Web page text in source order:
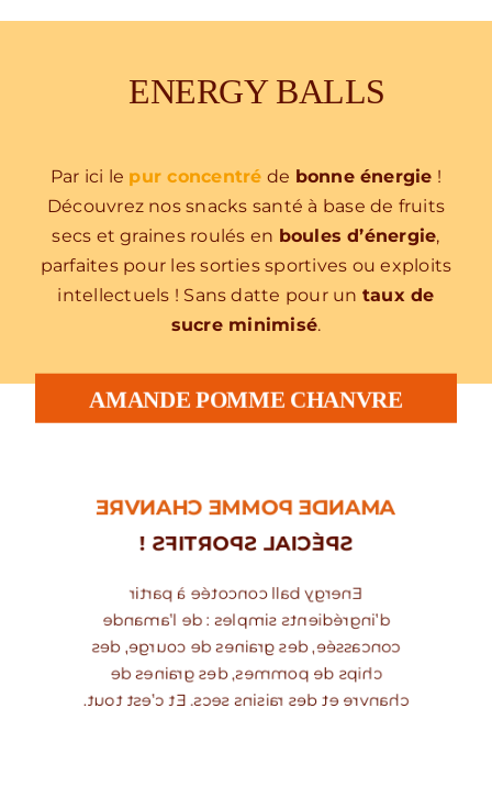
ENERGY BALLS
Par ici le pur concentré de bonne énergie !
Découvrez nos snacks santé à base de fruits
secs et graines roulés en boules d’énergie,
parfaites pour les sorties sportives ou exploits
intellectuels ! Sans datte pour un taux de
sucre minimisé.
AMANDE POMME CHANVRE
AMANDE POMME CHANVRE
SPÉCIAL SPORTIFS !
Energy ball concotée à partir
d’ingrédients simples : de l’amande
concassée, des graines de courge, des
chips de pommes, des graines de
chanvre et des raisins secs. Et c’est tout.